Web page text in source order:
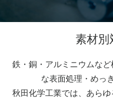
素材別
鉄・銅・アルミニウムな
な表面処理・めっ
秋田化学工業では、あら